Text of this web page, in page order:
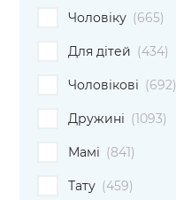
Чоловіку (665)
Для дітей (434)
Чоловікові (692)
Дружині (1093)
Мамі (841)
Тату (459)